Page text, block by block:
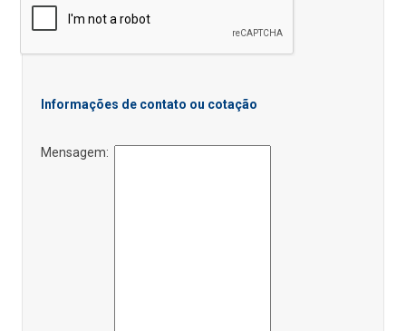
Informações de contato ou cotação
Mensagem: